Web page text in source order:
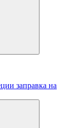
заправка на